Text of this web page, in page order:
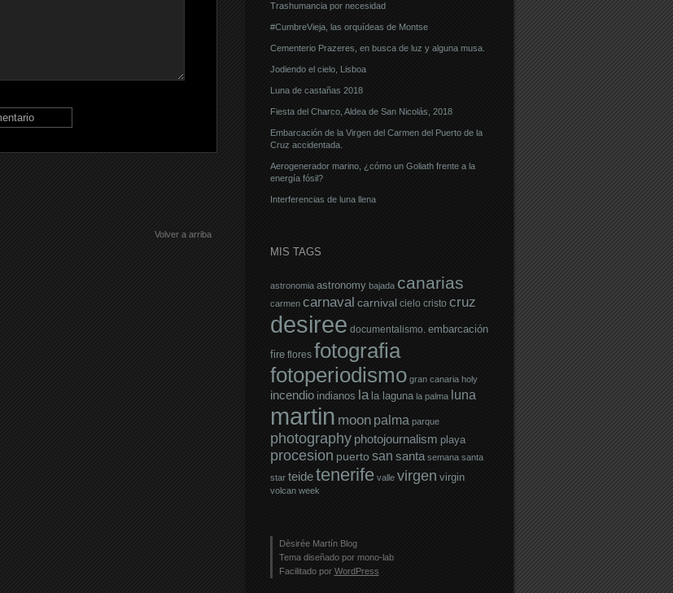
Volver a arriba
Trashumancia por necesidad
#CumbreVieja, las orquídeas de Montse
Cementerio Prazeres, en busca de luz y alguna musa.
Jodiendo el cielo, Lisboa
Luna de castañas 2018
Fiesta del Charco, Aldea de San Nicolás, 2018
Embarcación de la Virgen del Carmen del Puerto de la
Cruz accidentada.
Aerogenerador marino, ¿cómo un Goliath frente a la
energía fósil?
Interferencias de luna llena
MIS TAGS
astronomia astronomy bajada canarias
carmen carnaval carnival cielo cristo cruz
desiree documentalismo. embarcación
fire flores fotografia
fotoperiodismo gran canaria holy
incendio indianos la la laguna la palma luna
martin moon palma parque
photography photojournalism playa
procesion puerto san santa semana santa
star teide tenerife valle virgen virgin
volcan week
Dèsirée Martín Blog
Tema diseñado por mono-lab
Facilitado por WordPress